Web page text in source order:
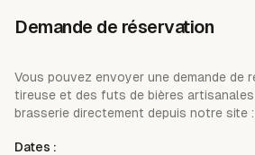
Demande de réservation
Vous pouvez envoyer une demande de
tireuse et des futs de bières
brasserie directement depuis notre site :
Dates :